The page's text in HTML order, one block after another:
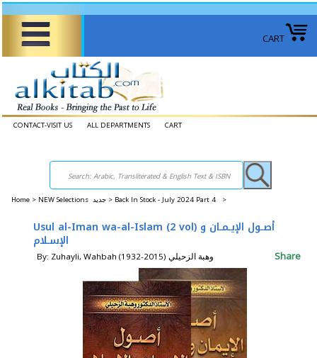
CART
CONTACT-VISIT US ALL DEPARTMENTS CART
Home > NEW Selections جديد > Back In Stock - July 2024 Part 4 >
Usul al-Iman wa-al-Islam (2 vol) أصـول الإيـمـان و
الإسـلام
By: Zuhayli, Wahbah (1932-2015) وهبة الزحيلي Share